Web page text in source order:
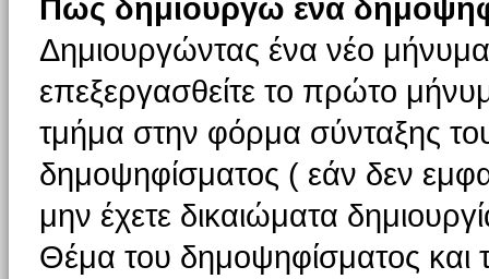
Πώς δημιουργώ ένα
Δημιουργώντας ένα νέο
επεξεργασθείτε το πρώτο
τμήμα στην φόρμα σύνταξης
δημοψηφίσματος ( εάν δεν
μην έχετε δικαιώματα
Θέμα του δημοψηφίσματος και